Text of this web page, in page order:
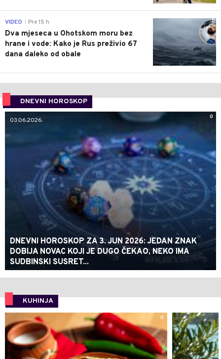
0
VIDEO Pre 15 h
Dva mjeseca u Ohotskom moru bez
hrane i vode: Kako je Rus preživio 67
dana daleko od obale
DNEVNI HOROSKOP
0
03.06.2026.
DNEVNI HOROSKOP ZA 3. JUN 2026: JEDAN ZNAK
DOBIJA NOVAC KOJI JE DUGO ČEKAO, NEKO IMA
SUDBINSKI SUSRET...
KUHINJA
0